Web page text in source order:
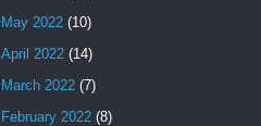
May 2022 (10)
April 2022 (14)
March 2022 (7)
February 2022 (8)